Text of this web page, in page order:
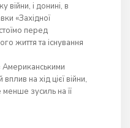
війни, і донині, в
«Західної
перед
життя та існування
на хід цієї війни,
менше зусиль на її